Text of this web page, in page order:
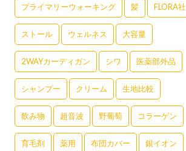
プライマリーウォーキング 髪 FLORA社
ストール ウェルネス 大容量
2WAYカーディガン シワ 医薬部外品
シャンプー クリーム 生地比較
飲み物 超音波 野葡萄 コラーゲン
育毛剤 薬用 布団カバー 銀イオン